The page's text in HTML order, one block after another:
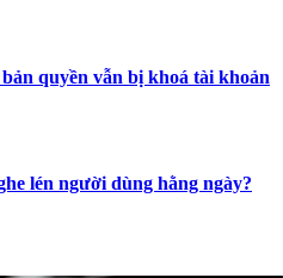
quyền vẫn bị khoá tài khoản
lén người dùng hằng ngày?